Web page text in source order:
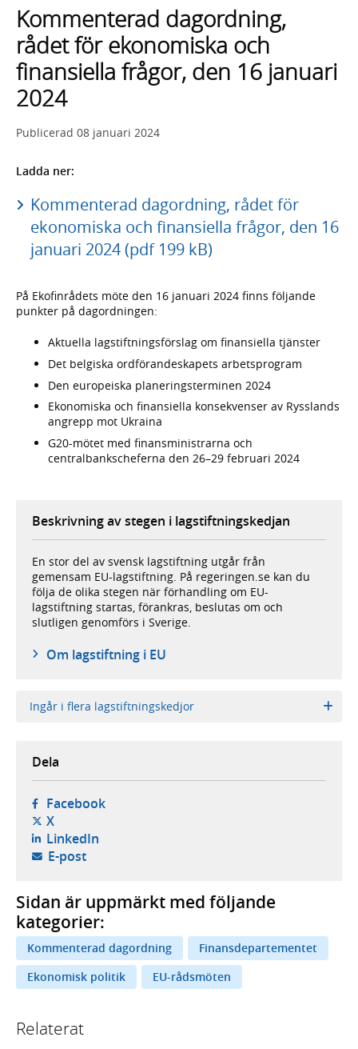
Kommenterad dagordning,
rådet för ekonomiska och
finansiella frågor, den 16 januari
2024
Publicerad 08 januari 2024
Ladda ner:
Kommenterad dagordning, rådet för
ekonomiska och finansiella frågor, den 16
januari 2024 (pdf 199 kB)
På Ekofinrådets möte den 16 januari 2024 finns följande
punkter på dagordningen:
Aktuella lagstiftningsförslag om finansiella tjänster
Det belgiska ordförandeskapets arbetsprogram
Den europeiska planeringsterminen 2024
Ekonomiska och finansiella konsekvenser av Rysslands
angrepp mot Ukraina
G20-mötet med finansministrarna och
centralbankscheferna den 26–29 februari 2024
Beskrivning av stegen i lagstiftningskedjan
En stor del av svensk lagstiftning utgår från
gemensam EU-lagstiftning. På regeringen.se kan du
följa de olika stegen när förhandling om EU-
lagstiftning startas, förankras, beslutas om och
slutligen genomförs i Sverige.
Om lagstiftning i EU
Ingår i flera lagstiftningskedjor
Dela
Facebook- öppnas i ny flik, extern webbplats,
X- öppnas i ny flik, extern webbplats,
LinkedIn- öppnas i ny flik, extern webbplats,
E-post- öppnar din e-postklient,
Sidan är uppmärkt med följande
kategorier:
Kommenterad dagordning
Finansdepartementet
Ekonomisk politik
EU-rådsmöten
Relaterat